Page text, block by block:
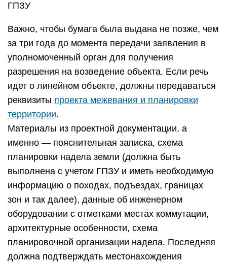
ГПЗУ
Важно, чтобы бумага была выдана не позже, чем
за три года до момента передачи заявления в
уполномоченный орган для получения
разрешения на возведение объекта. Если речь
идет о линейном объекте, должны передаваться
реквизиты проекта межевания и планировки
территории.
Материалы из проектной документации, а
именно — пояснительная записка, схема
планировки надела земли (должна быть
выполнена с учетом ГПЗУ и иметь необходимую
информацию о походах, подъездах, границах
зон и так далее), данные об инженерном
оборудовании с отметками местах коммутации,
архитектурные особенности, схема
планировочной организации надела. Последняя
должна подтверждать местонахождения